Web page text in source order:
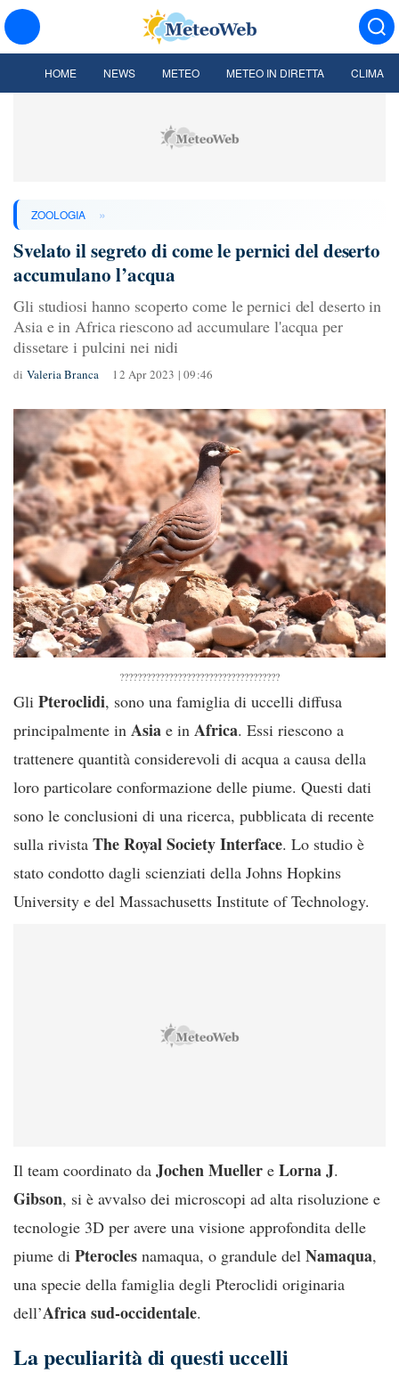
HOME NEWS METEO METEO IN DIRETTA CLIMA
ZOOLOGIA »
Svelato il segreto di come le pernici del deserto
accumulano l’acqua
Gli studiosi hanno scoperto come le pernici del deserto in
Asia e in Africa riescono ad accumulare l'acqua per
dissetare i pulcini nei nidi
di Valeria Branca 12 Apr 2023 | 09:46
????????????????????????????????????
Gli Pteroclidi, sono una famiglia di uccelli diffusa
principalmente in Asia e in Africa. Essi riescono a
trattenere quantità considerevoli di acqua a causa della
loro particolare conformazione delle piume. Questi dati
sono le conclusioni di una ricerca, pubblicata di recente
sulla rivista The Royal Society Interface. Lo studio è
stato condotto dagli scienziati della Johns Hopkins
University e del Massachusetts Institute of Technology.
Il team coordinato da Jochen Mueller e Lorna J.
Gibson, si è avvalso dei microscopi ad alta risoluzione e
tecnologie 3D per avere una visione approfondita delle
piume di Pterocles namaqua, o grandule del Namaqua,
una specie della famiglia degli Pteroclidi originaria
dell’Africa sud-occidentale.
La peculiarità di questi uccelli